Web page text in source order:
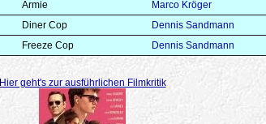
Armie
Marco Kröger
Diner Cop
Dennis Sandmann
Freeze Cop Dennis Sandmann
Hier geht's zur ausführlichen Filmkritik